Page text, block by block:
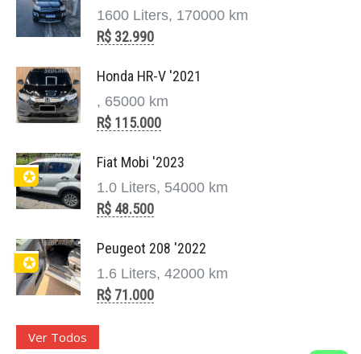
1600 Liters, 170000 km
R$ 32.990
Honda HR-V '2021
, 65000 km
R$ 115.000
✪
Fiat Mobi '2023
1.0 Liters, 54000 km
R$ 48.500
✪
Peugeot 208 '2022
1.6 Liters, 42000 km
R$ 71.000
Ver Todos